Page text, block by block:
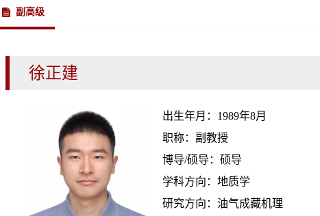
副高级
徐正建
出生年月：1989年8月
职称：副教授
博导/硕导：硕导
学科方向：地质学
研究方向：油气成藏机理